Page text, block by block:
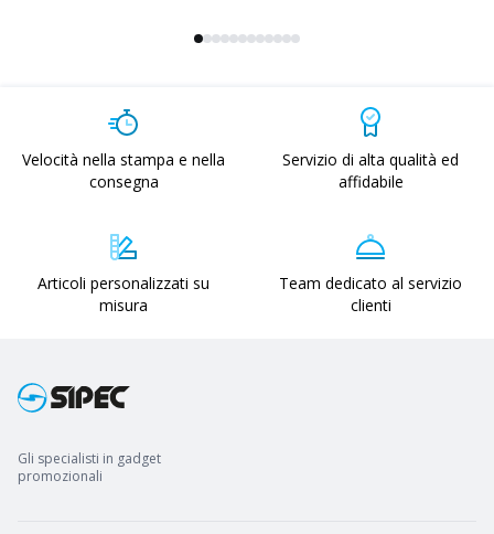
Velocità nella stampa e nella
consegna
Servizio di alta qualità ed
affidabile
Articoli personalizzati su
misura
Team dedicato al servizio
clienti
Gli specialisti in gadget
promozionali